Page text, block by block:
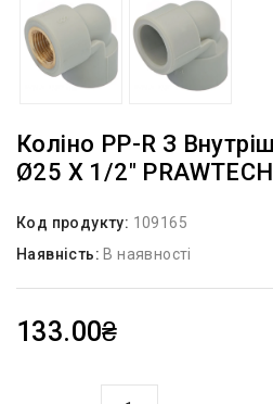
Коліно PP-R З
Ø25 X 1/2″
Код продукту: 109165
Наявність: В наявності
133.00₴